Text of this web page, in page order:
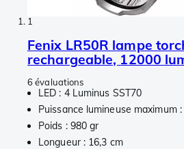
1
Fenix LR50R lampe
rechargeable, 12000
6 évaluations
LED : 4 Luminus SST70
Puissance lumineuse maximum
Poids : 980 gr
Longueur : 16,3 cm